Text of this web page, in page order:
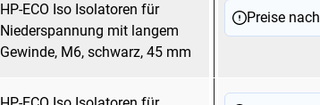
HP-ECO Iso Isolatoren für
Niederspannung mit langem
Gewinde, M6, schwarz, 45 mm
Preise nach